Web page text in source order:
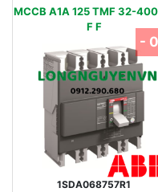
MCCB A1A 125 TMF 32-
F F
1SDA068757R1
-